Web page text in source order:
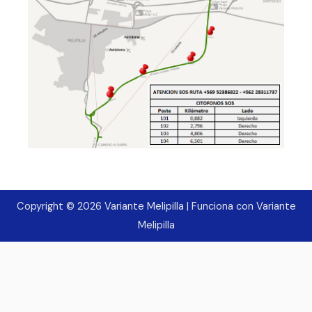
Copyright © 2026 Variante Melipilla | Funciona con Variante
Melipilla